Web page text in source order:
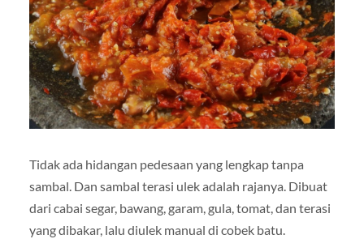
Tidak ada hidangan pedesaan yang lengkap tanpa
sambal. Dan sambal terasi ulek adalah rajanya. Dibuat
dari cabai segar, bawang, garam, gula, tomat, dan terasi
yang dibakar, lalu diulek manual di cobek batu.